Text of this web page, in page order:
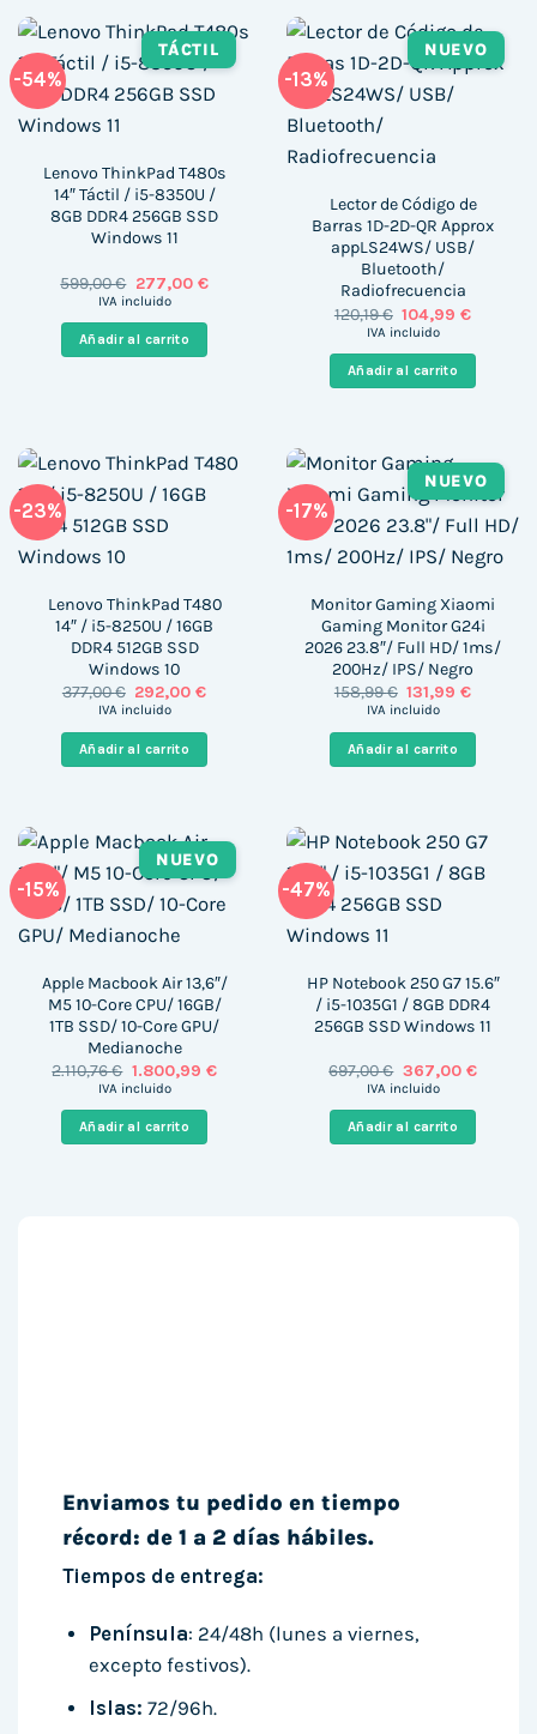
-54%
TÁCTIL
Lenovo ThinkPad T480s
14″ Táctil / i5-8350U /
8GB DDR4 256GB SSD
Windows 11
599,00€ El
precio
era:
599,00 €.
277,00 €El
es:
277,00 €.
IVA incluido
Añadir al carrito
-13%
NUEVO
Lector de Código de
Barras 1D-2D-QR Approx
appLS24WS/ USB/
Bluetooth/
Radiofrecuencia
120,19€ El
precio
era:
120,19 €.
104,99€El
es:
104,99 €.
IVA incluido
Añadir al carrito
-23%
Lenovo ThinkPad T480
14″ / i5-8250U / 16GB
DDR4 512GB SSD
Windows 10
377,00€ El
precio
era:
377,00 €.
292,00€El
es:
IVA incluido
Añadir al carrito
-17%
NUEVO
Monitor Gaming Xiaomi
Gaming Monitor G24i
2026 23.8″/ Full HD/ 1ms/
200Hz/ IPS/ Negro
158,99€ El
precio
era:
158,99 €.
131,99€El
es:
IVA incluido
Añadir al carrito
-15%
NUEVO
Apple Macbook Air 13,6″/
M5 10-Core CPU/ 16GB/
1TB SSD/ 10-Core GPU/
Medianoche
2.110,76€ El
precio
era:
2.110,76 €.
1.800,99 €El
IVA incluido
Añadir al carrito
-47%
HP Notebook 250 G7 15.6″
/ i5-1035G1 / 8GB DDR4
256GB SSD Windows 11
697,00€ El
precio
era:
697,00 €.
367,00 €El
es:
367,00
IVA incluido
Añadir al carrito
Enviamos tu pedido en tiempo
récord: de 1 a 2 días hábiles.
Tiempos de entrega:
Península: 24/48h (lunes a viernes,
excepto festivos).
Islas: 72/96h.